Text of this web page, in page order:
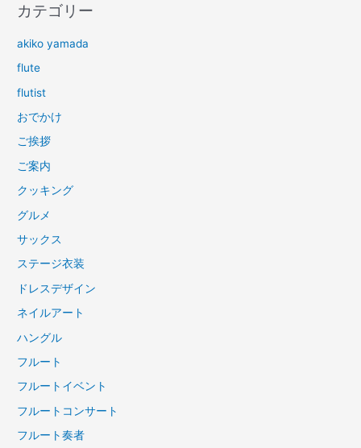
カテゴリー
akiko yamada
flute
flutist
おでかけ
ご挨拶
ご案内
クッキング
グルメ
サックス
ステージ衣装
ドレスデザイン
ネイルアート
ハングル
フルート
フルートイベント
フルートコンサート
フルート奏者